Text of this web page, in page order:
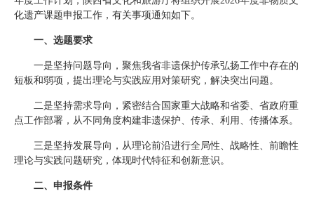
化遗产课题申报工作，有关事项通知如下。
一、选题要求
一是坚持问题导向，聚焦我省非遗保护传承弘扬工作中存在的
短板和弱项，提出理论与实践应用对策研究，解决突出问题。
二是坚持需求导向，紧密结合国家重大战略和省委、省政府重
点工作部署，从不同角度构建非遗保护、传承、利用、传播体系。
三是坚持发展导向，从理论前沿进行全局性、战略性、前瞻性
理论与实践问题研究，体现时代特征和创新意识。
二、申报条件